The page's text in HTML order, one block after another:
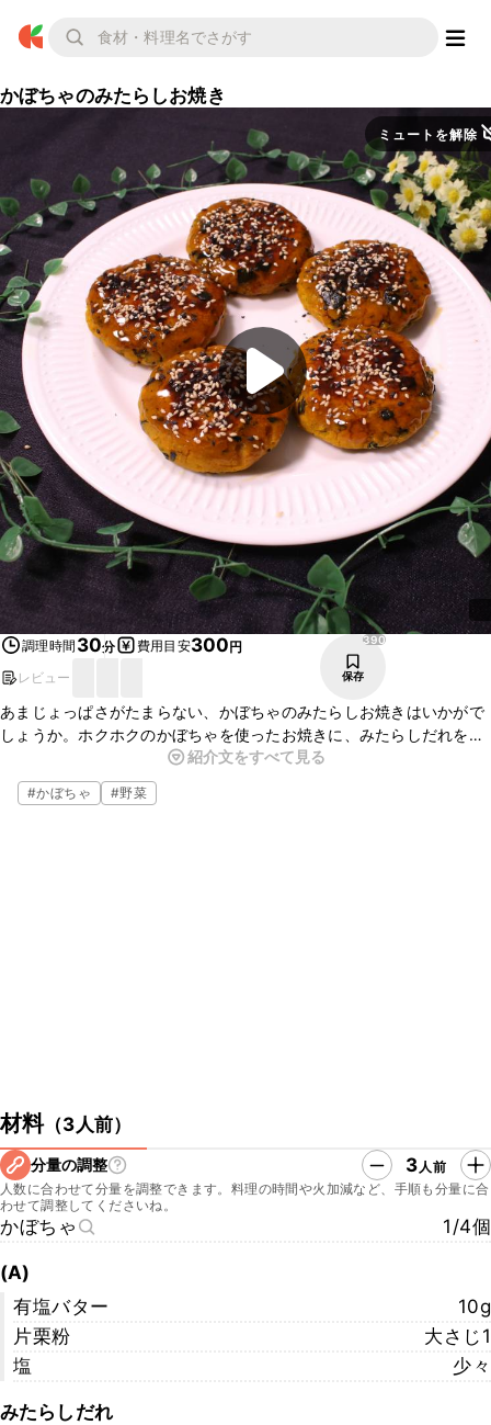
かぼちゃのみたらしお焼き
ミュートを解除
調理時間 30分 費用目安300円
レビュー
390
保存
あまじょっぱさがたまらない、かぼちゃのみたらしお焼きはいかがで
しょうか。ホクホクのかぼちゃを使ったお焼きに、みたらしだれをか
けた素朴な味わいが楽しめる一品ですよ。バターの香りがアクセント
になっています。おやつや軽食に、ぜひお試しくださいね。
紹介文をすべて見る
#かぼちゃ #野菜
材料（3人前）
分量の調整 3人前
人数に合わせて分量を調整できます。料理の時間や火加減など、手順も分量に合
わせて調整してくださいね。
かぼちゃ 1/4個
(A)
有塩バター
10g
片栗粉
大さじ1
塩
少々
みたらしだれ